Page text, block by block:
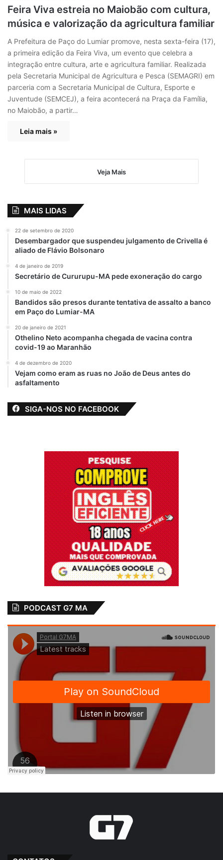
Feira Viva estreia no Maiobão com cultura,
música e valorização da agricultura familiar
A Prefeitura de Paço do Lumiar promove, nesta sexta-feira (17),
a primeira edição da Feira Viva, um evento que celebra a
integração entre cultura, arte e agricultura familiar. Realizada
pela Secretaria Municipal de Agricultura e Pesca (SEMAGRI) em
parceria com a Secretaria Municipal de Cultura, Esporte e
Juventude (SEMCEJ), a feira acontecerá na Praça da Família,
no Maiobão, a partir…
Leia mais »
Veja Mais
MAIS LIDAS
22 de setembro de 2020
Desembargador que suspendeu julgamento de Crivella é
aliado de Flávio Bolsonaro
4 de janeiro de 2019
Secretário de Cururupu-MA pede exoneração do cargo
10 de maio de 2022
Bandidos são presos durante tentativa de assalto a banco
em Paço do Lumiar-MA
20 de janeiro de 2021
Othelino Neto acompanha chegada de vacina contra
covid-19 ao Maranhão
4 de dezembro de 2020
Vejam como eram as ruas no João de Deus antes do
asfaltamento
SIGA-NOS NO FACEBOOK
PODCAST G7 MA